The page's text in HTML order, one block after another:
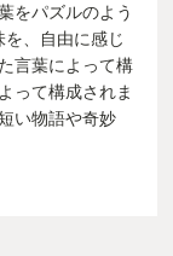
をパズルのよう
、自由に感じ
言葉によって構
って構成されま
い物語や奇妙